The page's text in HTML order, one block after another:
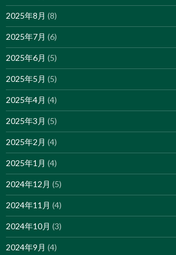
2025年8月 (8)
2025年7月 (6)
2025年6月 (5)
2025年5月 (5)
2025年4月 (4)
2025年3月 (5)
2025年2月 (4)
2025年1月 (4)
2024年12月 (5)
2024年11月 (4)
2024年10月 (3)
2024年9月 (4)